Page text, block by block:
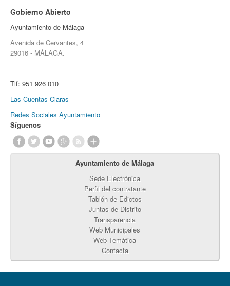
Gobierno Abierto
Ayuntamiento de Málaga
Avenida de Cervantes, 4
29016 - MÁLAGA.
Tlf: 951 926 010
Las Cuentas Claras
Redes Sociales Ayuntamiento
Síguenos
Ayuntamiento de Málaga
Sede Electrónica
Perfil del contratante
Tablón de Edictos
Juntas de Distrito
Transparencia
Web Municipales
Web Temática
Contacta